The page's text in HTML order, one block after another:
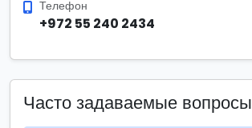
Телефон
+972 55 240 2434
Часто задаваемые вопросы